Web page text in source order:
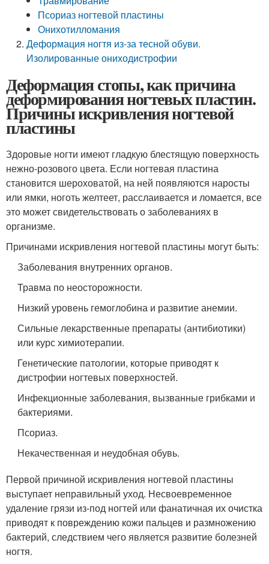
Псориаз ногтевой пластины
Онихотилломания
Деформация ногтя из-за тесной обуви.
Изолированные ониходистрофии
Деформация стопы, как причина
деформирования ногтевых пластин.
Причины искривления ногтевой
пластины
Здоровые ногти имеют гладкую блестящую поверхность
нежно-розового цвета. Если ногтевая пластина
становится шероховатой, на ней появляются наросты
или ямки, ноготь желтеет, расслаивается и ломается, все
это может свидетельствовать о заболеваниях в
организме.
Причинами искривления ногтевой пластины могут быть:
Заболевания внутренних органов.
Травма по неосторожности.
Низкий уровень гемоглобина и развитие анемии.
Сильные лекарственные препараты (антибиотики)
или курс химиотерапии.
Генетические патологии, которые приводят к
дистрофии ногтевых поверхностей.
Инфекционные заболевания, вызванные грибками и
бактериями.
Псориаз.
Некачественная и неудобная обувь.
Первой причиной искривления ногтевой пластины
выступает неправильный уход. Несвоевременное
удаление грязи из-под ногтей или фанатичная их очистка
приводят к повреждению кожи пальцев и размножению
бактерий, следствием чего является развитие болезней
ногтя.